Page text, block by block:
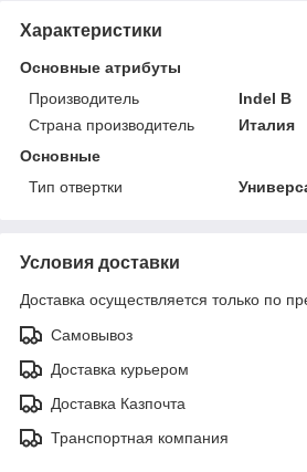
Характеристики
Основные атрибуты
Производитель
Indel B
Страна производитель
Италия
Основные
Тип отвертки
Условия доставки
Доставка осуществляется только по
Самовывоз
Доставка курьером
Доставка Казпочта
Транспортная компания